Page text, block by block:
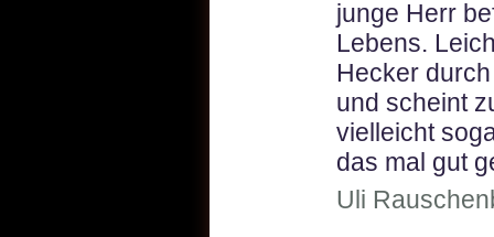
junge Herr
Lebens.
Hecker
und scheint
vielleicht
das mal gut
Uli